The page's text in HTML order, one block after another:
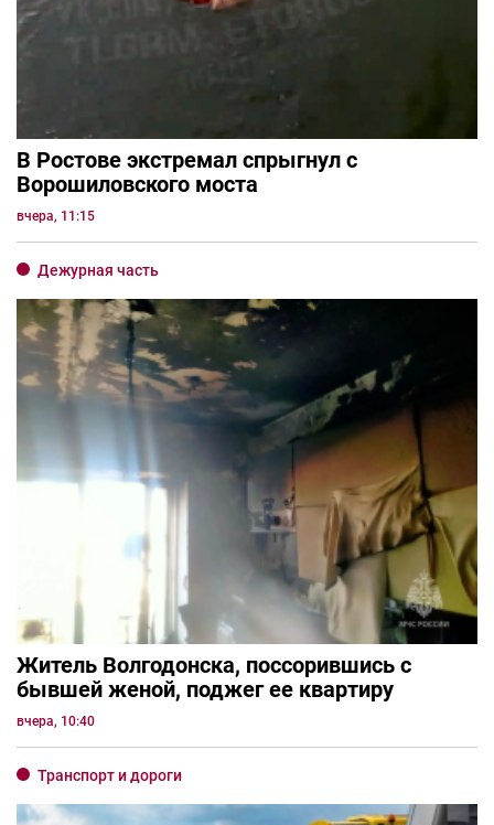
В Ростове экстремал спрыгнул с
Ворошиловского моста
вчера, 11:15
Дежурная часть
Житель Волгодонска, поссорившись с
бывшей женой, поджег ее квартиру
вчера, 10:40
Транспорт и дороги